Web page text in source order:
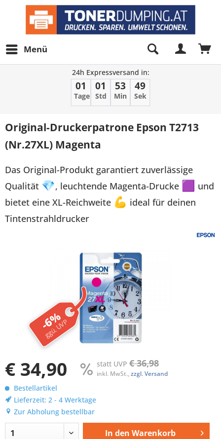
Menü
24h Expressversand in:
01
Tage
01
Std
53
Min
49
Sek
Original-Druckerpatrone Epson T2713
(Nr.27XL) Magenta
Das Original-Produkt garantiert zuverlässige
Qualität 💎, leuchtende Magenta-Drucke 🟪
und
bietet eine XL-Reichweite 💪 ideal für deinen
Tintenstrahldrucker
-6%
ggü. UVP
€ 34,90 statt UVP € 36,98
inkl. MwSt., zzgl. Versand
Bestellartikel
Lieferzeit: 2 - 4 Werktage
Zur Abholung bestellbar
In den Warenkorb